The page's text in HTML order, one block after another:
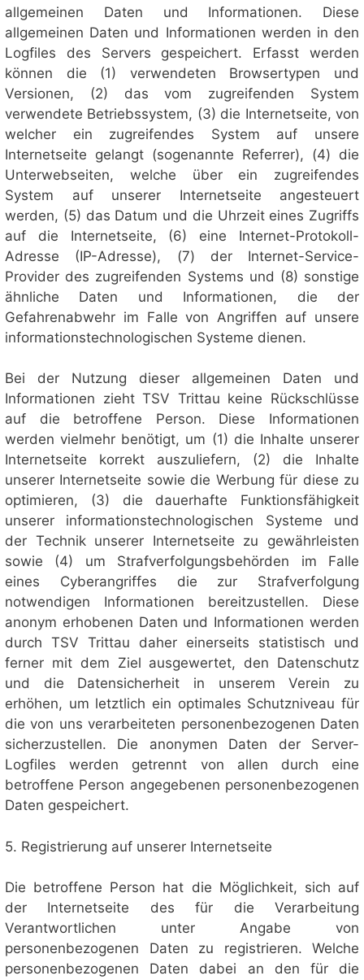
allgemeinen Daten und Informationen. Diese
allgemeinen Daten und Informationen werden in den
Logfiles des Servers gespeichert. Erfasst werden
können die (1) verwendeten Browsertypen und
Versionen, (2) das vom zugreifenden System
verwendete Betriebssystem, (3) die Internetseite, von
welcher ein zugreifendes System auf unsere
Internetseite gelangt (sogenannte Referrer), (4) die
Unterwebseiten, welche über ein zugreifendes
System auf unserer Internetseite angesteuert
werden, (5) das Datum und die Uhrzeit eines Zugriffs
auf die Internetseite, (6) eine Internet-Protokoll-
Adresse (IP-Adresse), (7) der Internet-Service-
Provider des zugreifenden Systems und (8) sonstige
ähnliche Daten und Informationen, die der
Gefahrenabwehr im Falle von Angriffen auf unsere
informationstechnologischen Systeme dienen.
Bei der Nutzung dieser allgemeinen Daten und
Informationen zieht TSV Trittau keine Rückschlüsse
auf die betroffene Person. Diese Informationen
werden vielmehr benötigt, um (1) die Inhalte unserer
Internetseite korrekt auszuliefern, (2) die Inhalte
unserer Internetseite sowie die Werbung für diese zu
optimieren, (3) die dauerhafte Funktionsfähigkeit
unserer informationstechnologischen Systeme und
der Technik unserer Internetseite zu gewährleisten
sowie (4) um Strafverfolgungsbehörden im Falle
eines Cyberangriffes die zur Strafverfolgung
notwendigen Informationen bereitzustellen. Diese
anonym erhobenen Daten und Informationen werden
durch TSV Trittau daher einerseits statistisch und
ferner mit dem Ziel ausgewertet, den Datenschutz
und die Datensicherheit in unserem Verein zu
erhöhen, um letztlich ein optimales Schutzniveau für
die von uns verarbeiteten personenbezogenen Daten
sicherzustellen. Die anonymen Daten der Server-
Logfiles werden getrennt von allen durch eine
betroffene Person angegebenen personenbezogenen
Daten gespeichert.
5. Registrierung auf unserer Internetseite
Die betroffene Person hat die Möglichkeit, sich auf
der Internetseite des für die Verarbeitung
Verantwortlichen unter Angabe von
personenbezogenen Daten zu registrieren. Welche
personenbezogenen Daten dabei an den für die